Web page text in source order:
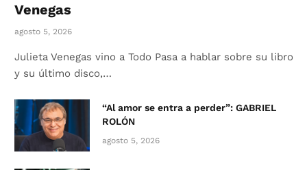
Venegas
agosto 5, 2026
Julieta Venegas vino a Todo Pasa a hablar sobre su libro
y su último disco,…
“Al amor se entra a perder”: GABRIEL
ROLÓN
agosto 5, 2026